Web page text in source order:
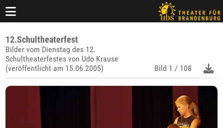
12.Schultheaterfest
Bilder vom Dienstag des 12.
Schultheaterfestes von Udo Krause
(veröffentlicht am 15.06.2005)
Bild 1 / 108